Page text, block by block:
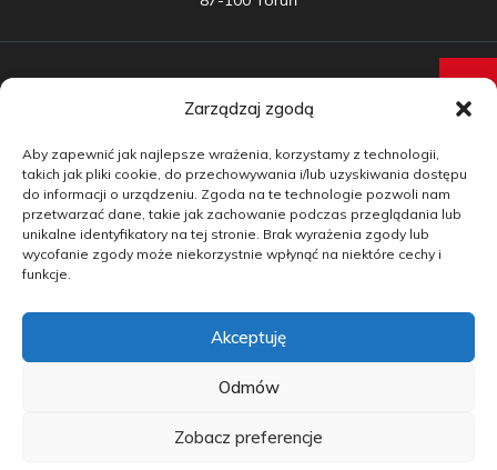
Zarządzaj zgodą
Aby zapewnić jak najlepsze wrażenia, korzystamy z technologii,
takich jak pliki cookie, do przechowywania i/lub uzyskiwania dostępu
do informacji o urządzeniu. Zgoda na te technologie pozwoli nam
przetwarzać dane, takie jak zachowanie podczas przeglądania lub
unikalne identyfikatory na tej stronie. Brak wyrażenia zgody lub
wycofanie zgody może niekorzystnie wpłynąć na niektóre cechy i
funkcje.
Akceptuję
Odmów
Zobacz preferencje
Samochody nowe
Samochody używane
Auta w leasingu
Doradztwo
copyright by carmotive.pl 2026©